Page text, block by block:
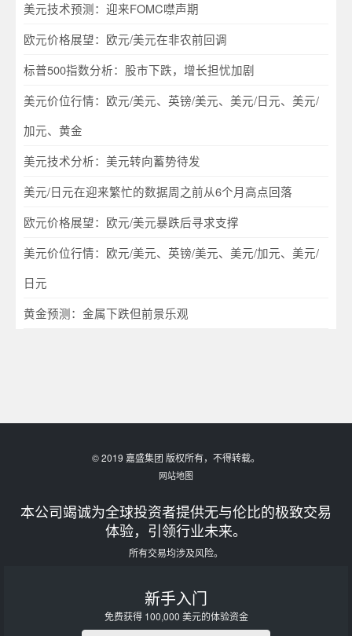
美元技术预测：迎来FOMC噤声期
欧元价格展望：欧元/美元在非农前回调
标普500指数分析：股市下跌，增长担忧加剧
美元价位行情：欧元/美元、英镑/美元、美元/日元、美元/
加元、黄金
美元技术分析：美元转向蓄势待发
美元/日元在迎来繁忙的数据周之前从6个月高点回落
欧元价格展望：欧元/美元暴跌后寻求支撑
美元价位行情：欧元/美元、英镑/美元、美元/加元、美元/
日元
黄金预测：金属下跌但前景乐观
© 2019 嘉盛集团 版权所有，不得转载。
网站地图
本公司竭诚为全球投资者提供无与伦比的极致交易
体验，引领行业未来。
所有交易均涉及风险。
新手入门
免费获得 100,000 美元的体验资金